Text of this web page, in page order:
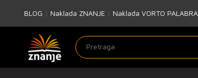
BLOG | Naklada ZNANJE | Naklada VORTO PALABRA